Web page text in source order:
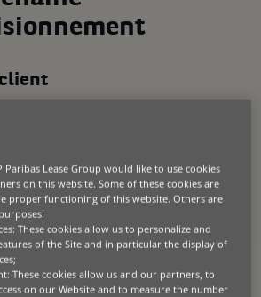
et domotique. L’entreprise s’appuie sur
qui se consacrent à la qualité,
pour fournir plus de 100 000 produits à
dans tout le pays. Respect des délais,
compétitifs font partie de ses engagements,
de confiance pour les entreprises de toutes
Paribas Lease Group would like to use cookies
on this website. Some of these cookies are
proper functioning of this website. Others are
These cookies allow us to personalize and
of the Site and in particular the display of
These cookies allow us and our partners, to
on our Website and to measure the number